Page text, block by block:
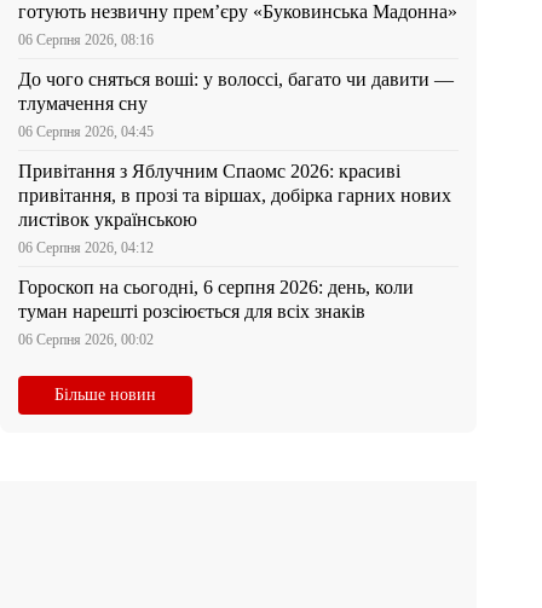
готують незвичну прем’єру «Буковинська Мадонна»
06 Серпня 2026, 08:16
До чого сняться воші: у волоссі, багато чи давити —
тлумачення сну
06 Серпня 2026, 04:45
Привітання з Яблучним Спаомс 2026: красиві
привітання, в прозі та віршах, добірка гарних нових
листівок українською
06 Серпня 2026, 04:12
Гороскоп на сьогодні, 6 серпня 2026: день, коли
туман нарешті розсіюється для всіх знаків
06 Серпня 2026, 00:02
Більше новин